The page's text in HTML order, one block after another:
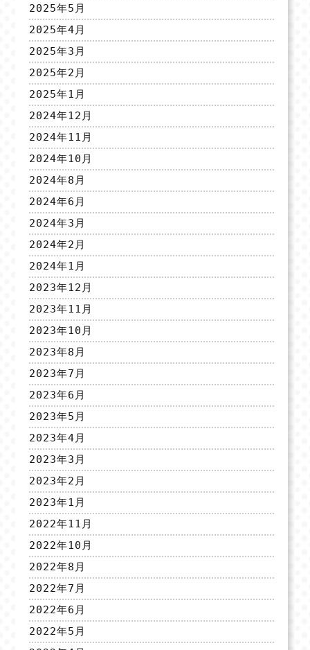
2025年5月
2025年4月
2025年3月
2025年2月
2025年1月
2024年12月
2024年11月
2024年10月
2024年8月
2024年6月
2024年3月
2024年2月
2024年1月
2023年12月
2023年11月
2023年10月
2023年8月
2023年7月
2023年6月
2023年5月
2023年4月
2023年3月
2023年2月
2023年1月
2022年11月
2022年10月
2022年8月
2022年7月
2022年6月
2022年5月